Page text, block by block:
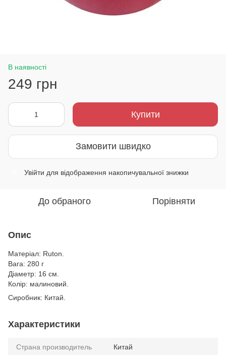
В наявності
249 грн
Купити
Замовити швидко
Увійти для відображення накопичувальної знижки
До обраного Порівняти
Опис
Матеріал: Ruton.
Вага: 280 г
Діаметр: 16 см.
Колір: малиновий.
Сиробник: Китай.
Характеристики
Страна производитель Китай